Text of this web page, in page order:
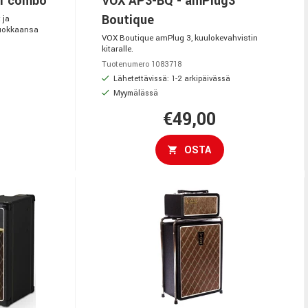
ja
Boutique
VOX Boutique amPlug 3, kuulokevahvistin
kitaralle.
Tuotenumero 1083718
Lähetettävissä: 1-2 arkipäivässä
Myymälässä
€49,00
OSTA